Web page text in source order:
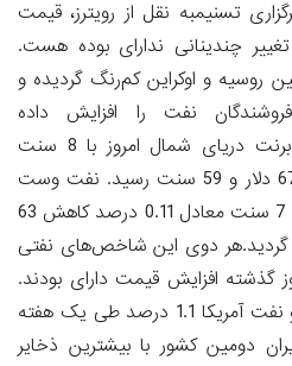
تسنیمبه نقل از رویترز، قیمت
چندینانی ندارای بوده هست.
روسیه و اوکراین کم‌رنگ گردیده و
نفت را افزایش داده
هست.قیمت هر بشکه نفت برنت دریای شمال امروز با 8 سنت
معادل 0.12 درصد کاهش به 67 دلار و 59 سنت رسید. نفت وست
تگزاس اینترمدیت آمریکا هم با 7 سنت معادل 0.11 درصد کاهش 63
گردید.هر دوی این شاخص‌های نفتی
روز گذشته افزایش قیمت دارای بودند.
قیمت نفت برنت 2.7 درصد و نفت آمریکا 1.1 درصد طی یک هفته
دومین کشور با بیشترین ذخایر